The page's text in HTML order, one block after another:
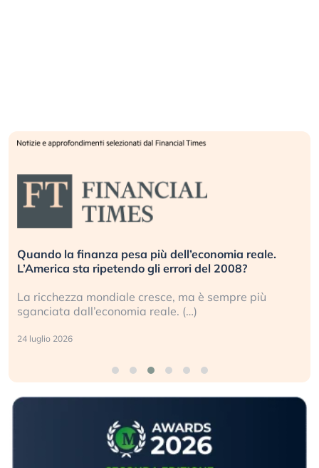
Quando la finanza pesa più dell’economia reale.
L’America sta ripetendo gli errori del 2008?
La ricchezza mondiale cresce, ma è sempre più
sganciata dall’economia reale. (…)
24 luglio 2026